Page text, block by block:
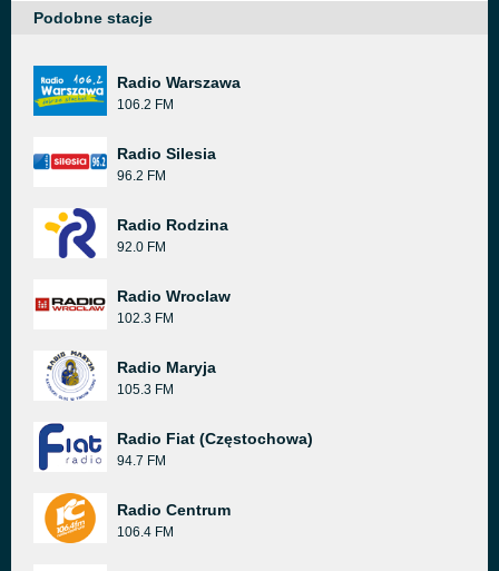
Podobne stacje
Radio Warszawa
106.2 FM
Radio Silesia
96.2 FM
Radio Rodzina
92.0 FM
Radio Wroclaw
102.3 FM
Radio Maryja
105.3 FM
Radio Fiat (Częstochowa)
94.7 FM
Radio Centrum
106.4 FM